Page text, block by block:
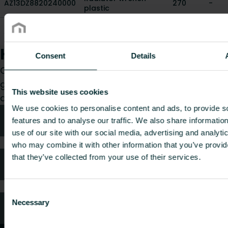
Consent Details
This website uses cookies
We use cookies to personalise content and ads, to provide
features and to analyse our traffic. We also share
use of our site with our social media, advertising and
who may combine it with other information that you’ve
that they’ve collected from your use of their services.
Consent
Selection
Necessary
AZ13DZ8820240000
plastic
270 -
AZB-550Q003100
Hur kan vi hjälpa dig?
Oavsett om du är konsult, installatör, arkitekt eller
grossist, välj en kategori så tar vi gärna hand om
din förfrågan.
Teknisk rådgivning
Kundtjänst
Vanliga frågor